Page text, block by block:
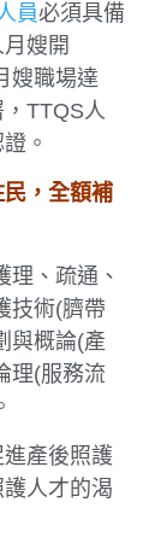
員必須具備
嫂開
嫂職場達
TTQS人
。
，全額補
理、疏通、
技術(臍帶
與概論(產
理(服務流
產後照護
人才的渴